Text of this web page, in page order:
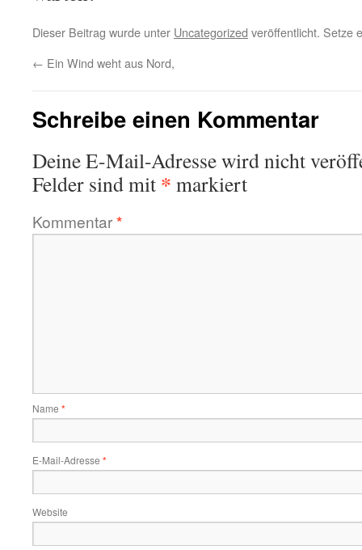
Dieser Beitrag wurde unter Uncategorized veröffentlicht. Setze
← Ein Wind weht aus Nord,
Schreibe einen Kommentar
Deine E-Mail-Adresse wird nicht
Felder sind mit * markiert
Kommentar*
Name *
E-Mail-Adresse *
Website